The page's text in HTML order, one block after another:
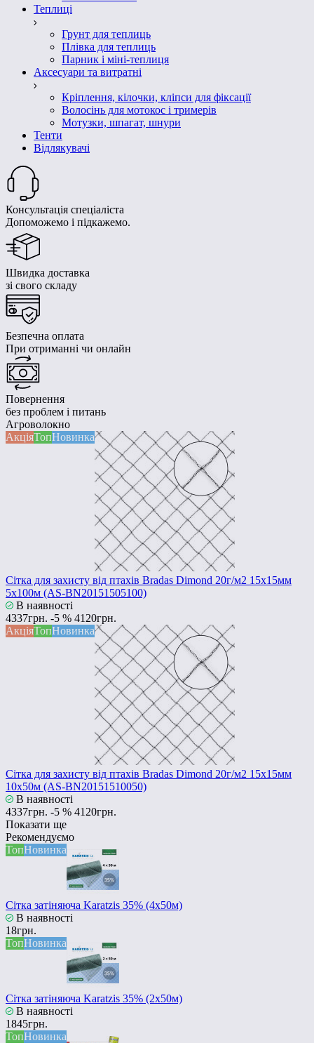
Теплиці
Грунт для теплиць
Плівка для теплиць
Парник і міні-теплиця
Аксесуари та витратні
Кріплення, кілочки, кліпси для фіксації
Волосінь для мотокос і тримерів
Мотузки, шпагат, шнури
Тенти
Відлякувачі
Консультація спеціаліста
Допоможемо і підкажемо.
Швидка доставка
зі свого складу
Безпечна оплата
При отриманні чи онлайн
Повернення
без проблем і питань
Агроволокно
АкціяТопНовинка
Сітка для захисту від птахів Bradas Dimond 20г/м2 15x15мм
5x100м (AS-BN20151505100)
В наявності
4337грн. -5 % 4120грн.
АкціяТопНовинка
Сітка для захисту від птахів Bradas Dimond 20г/м2 15x15мм
10x50м (AS-BN20151510050)
В наявності
4337грн. -5 % 4120грн.
Показати ще
Рекомендуємо
ТопНовинка
Сітка затіняюча Karatzis 35% (4х50м)
В наявності
18грн.
ТопНовинка
Сітка затіняюча Karatzis 35% (2х50м)
В наявності
1845грн.
ТопНовинка